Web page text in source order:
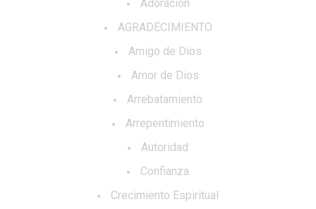
Adoración
AGRADECIMIENTO
Amigo de Dios
Amor de Dios
Arrebatamiento
Arrepentimiento
Autoridad
Confianza
Crecimiento Espiritual